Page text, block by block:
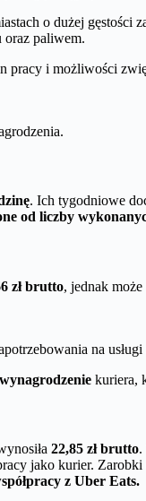
o dużej
oraz paliwem.
pracy i możliwości
. Ich tygodniowe
od liczby
zł brutto, jednak
na usługi
kuriera,
22,85 zł brutto.
jako kurier.
z Uber Eats.